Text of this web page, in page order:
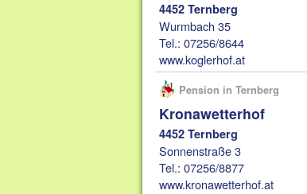
4452 Ternberg
Wurmbach 35
Tel.: 07256/8644
www.koglerhof.at
Pension in Ternberg
Kronawetterhof
4452 Ternberg
Sonnenstraße 3
Tel.: 07256/8877
www.kronawetterhof.at